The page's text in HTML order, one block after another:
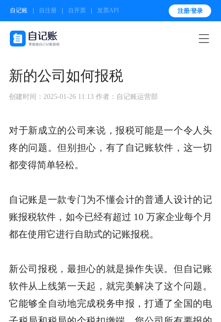
自记账 自注册 自开票 发票API 注册/登录

新的公司如何报税
创建时间：2025-01-26 11:13 作者：自记账运营部
对于新成立的公司来说，报税可能是一个令人头
疼的问题。但别担心，有了自记账软件，这一切
都变得简单轻松。
自记账是一款专门为不懂会计的普通人设计的记
账报税软件，如今已经有超过 10 万家企业每个月
都在使用它进行自助式的记账报税。
新公司报税，最担心的就是操作失误。但自记账
软件从上线第一天起，就完美解决了这个问题。
它能够全自动地完成税务申报，打通了全国的电